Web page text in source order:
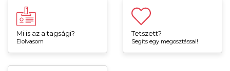
Mi is az a tagsági?
Elolvasom
Tetszett?
Segíts egy megosztással!